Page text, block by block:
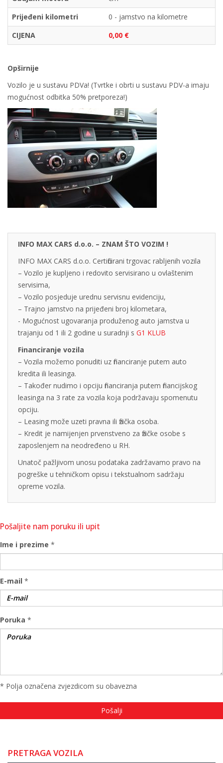
Prijeđeni kilometri
0 - jamstvo na kilometre
CIJENA
0,00 €
Opširnije
Vozilo je u sustavu PDVa! (Tvrtke i obrti u sustavu PDV-a imaju
mogućnost odbitka 50% pretporeza!)
INFO MAX CARS d.o.o. – ZNAM ŠTO VOZIM !
INFO MAX CARS d.o.o. Certificirani trgovac rabljenih vozila
– Vozilo je kupljeno i redovito servisirano u ovlaštenim
servisima,
– Vozilo posjeduje urednu servisnu evidenciju,
– Trajno jamstvo na prijeđeni broj kilometara,
- Mogućnost ugovaranja produženog auto jamstva u
trajanju od 1 ili 2 godine u suradnji s G1 KLUB
Financiranje vozila
– Vozila možemo ponuditi uz financiranje putem auto
kredita ili leasinga.
– Također nudimo i opciju financiranja putem financijskog
leasinga na 3 rate za vozila koja podržavaju spomenutu
opciju.
– Leasing može uzeti pravna ili fizička osoba.
– Kredit je namijenjen prvenstveno za fizičke osobe s
zaposlenjem na neodređeno u RH.
Unatoč pažljivom unosu podataka zadržavamo pravo na
pogreške u tehničkom opisu i tekstualnom sadržaju
opreme vozila.
Pošaljite nam poruku ili upit
Ime i prezime *
E-mail *
Poruka *
* Polja označena zvjezdicom su obavezna
PRETRAGA VOZILA